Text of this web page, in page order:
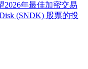
2026年最佳加密交易
(SNDK) 股票的投